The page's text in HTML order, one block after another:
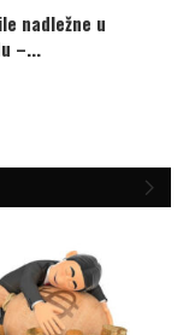
nadležne u
–...